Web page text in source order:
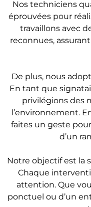
Nos techniciens
éprouvées pour
travaillons avec
reconnues,
De plus, nous
En tant que
privilégions des
l’environnement.
faites un geste
d’un
Notre objectif est la
Chaque
attention. Que
ponctuel ou d’un